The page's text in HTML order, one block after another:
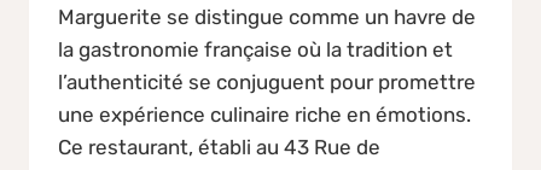
Marguerite se distingue comme un havre de
la gastronomie française où la tradition et
l’authenticité se conjuguent pour promettre
une expérience culinaire riche en émotions.
Ce restaurant, établi au 43 Rue de